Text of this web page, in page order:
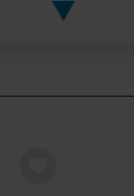
auttaa
juuri